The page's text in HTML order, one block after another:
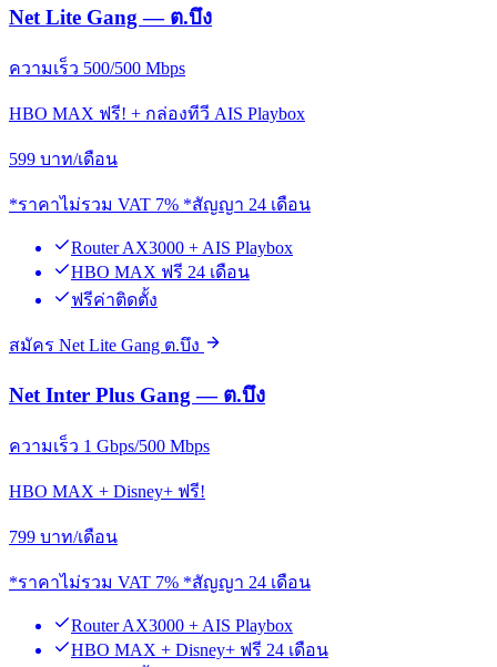
Net Lite Gang — ต.บึง
ความเร็ว 500/500 Mbps
HBO MAX ฟรี! + กล่องทีวี AIS Playbox
599 บาท/เดือน
*ราคาไม่รวม VAT 7% *สัญญา 24 เดือน
Router AX3000 + AIS Playbox
HBO MAX ฟรี 24 เดือน
ฟรีค่าติดตั้ง
สมัคร Net Lite Gang ต.บึง
Net Inter Plus Gang — ต.บึง
ความเร็ว 1 Gbps/500 Mbps
HBO MAX + Disney+ ฟรี!
799 บาท/เดือน
*ราคาไม่รวม VAT 7% *สัญญา 24 เดือน
Router AX3000 + AIS Playbox
HBO MAX + Disney+ ฟรี 24 เดือน